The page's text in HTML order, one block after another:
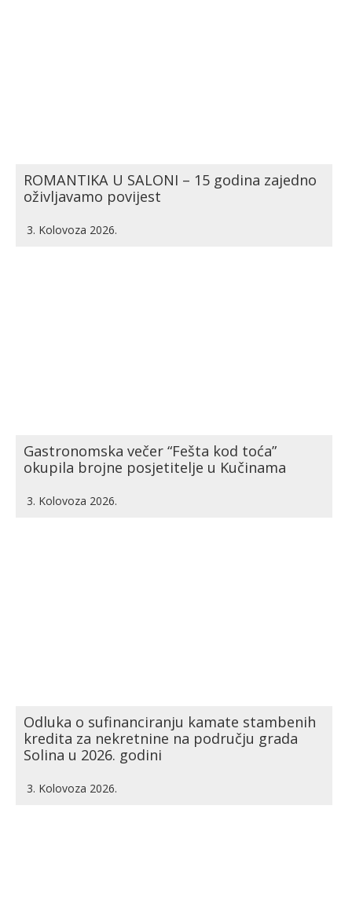
ROMANTIKA U SALONI – 15 godina zajedno
oživljavamo povijest
3. Kolovoza 2026.
Gastronomska večer “Fešta kod toća”
okupila brojne posjetitelje u Kučinama
3. Kolovoza 2026.
Odluka o sufinanciranju kamate stambenih
kredita za nekretnine na području grada
Solina u 2026. godini
3. Kolovoza 2026.